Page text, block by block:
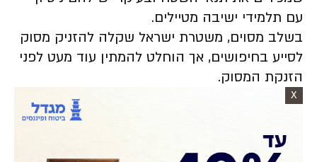
עם תלמידי ישיבה מטיילים.
בשלב מסוים, משטרת ישראל שקלה להזניק מסוק
לסייע בחיפושים, אך הוחלט להמתין עוד מעט לפני
הזנקת המסוק.
X